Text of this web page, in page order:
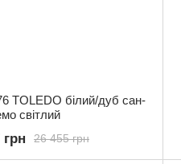
TOLEDO білий/дуб сан-
світлий
26 455 грн
грн